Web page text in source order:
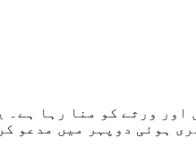
ورثے کو منا رہا ہے۔
ہوئی دوپہر میں مدعو